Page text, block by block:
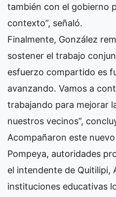
también con el gobierno
contexto”, señaló.
Finalmente, González
sostener el trabajo
esfuerzo compartido es
avanzando. Vamos a
trabajando para mejorar
nuestros vecinos”,
Acompañaron este
Pompeya, autoridades
el intendente de Quitilipi,
instituciones educativas